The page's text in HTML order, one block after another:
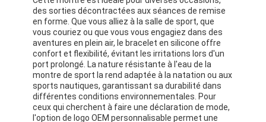
des sorties décontractées aux séances de remise
en forme. Que vous alliez à la salle de sport, que
vous couriez ou que vous vous engagiez dans des
aventures en plein air, le bracelet en silicone offre
confort et flexibilité, évitant les irritations lors d'un
port prolongé. La nature résistante à l'eau de la
montre de sport la rend adaptée à la natation ou aux
sports nautiques, garantissant sa durabilité dans
différentes conditions environnementales. Pour
ceux qui cherchent à faire une déclaration de mode,
l'option de logo OEM personnalisable permet une